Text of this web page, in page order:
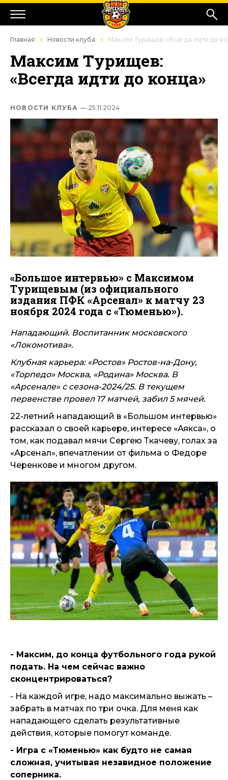
Главная Новости клуба Максим Турищев: «Всегда идти до
Максим Турищев:
«Всегда идти до конца»
НОВОСТИ КЛУБА — 25.11.2024
«Большое интервью» с Максимом
Турищевым (из официального
издания ПФК «Арсенал» к матчу 23
ноября 2024 года с «Тюменью»).
Нападающий. Воспитанник московского
«Локомотива».
Клубная карьера: «Ростов» Ростов-на-Дону,
«Торпедо» Москва, «Родина» Москва. В
«Арсенале» с сезона-2024/25. В текущем
первенстве провел 17 матчей, забил 5 мячей.
22-летний нападающий в «Большом интервью»
рассказал о своей карьере, интересе «Аякса», о
том, как подавал мячи Сергею Ткачеву, голах за
«Арсенал», впечатлении от фильма о Федоре
Черенкове и многом другом.
- Максим, до конца футбольного года рукой
подать. На чем сейчас важно
сконцентрироваться?
- На каждой игре, надо максимально выжать –
забрать в матчах по три очка. Для меня как
нападающего сделать результативные
действия, которые помогут команде.
- Игра с «Тюменью» как будто не самая
сложная, учитывая незавидное положение
соперника.